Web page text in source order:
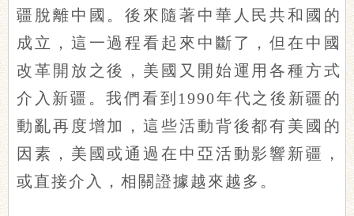
疆脫離中國。後來隨著中華人民共和國的
成立，這一過程看起來中斷了，但在中國
改革開放之後，美國又開始運用各種方式
介入新疆。我們看到1990年代之後新疆的
動亂再度增加，這些活動背後都有美國的
因素，美國或通過在中亞活動影響新疆，
或直接介入，相關證據越來越多。